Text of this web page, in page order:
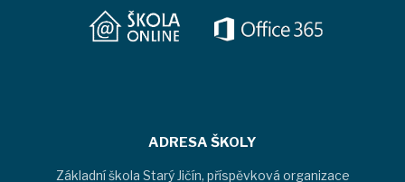
ADRESA ŠKOLY
Základní škola Starý Jičín, příspěvková organizace